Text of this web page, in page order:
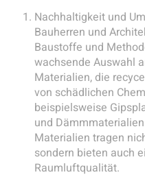
Nachhaltigkeit und
Bauherren und
Baustoffe und
wachsende Auswahl
Materialien, die
von schädlichen
beispielsweise
und
Materialien tragen
sondern bieten auch
Raumluftqualität.